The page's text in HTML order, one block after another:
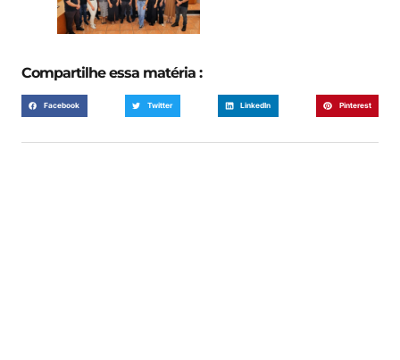
Compartilhe essa matéria :
Facebook Twitter LinkedIn Pinterest